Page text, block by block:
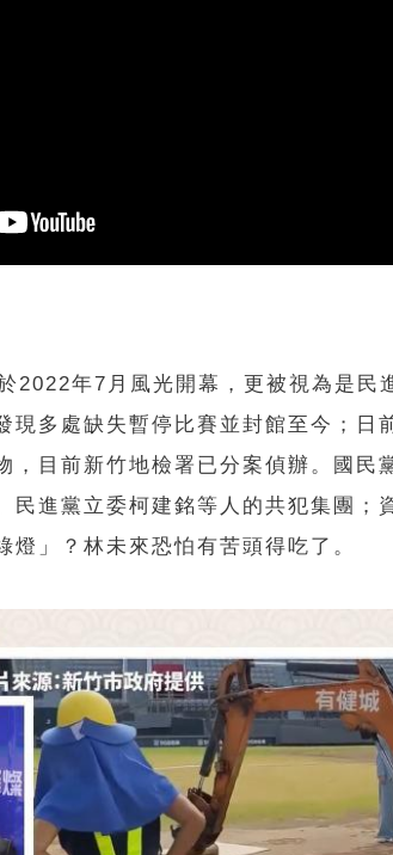
2022年7月風光開幕，更被視為是
現多處缺失暫停比賽並封館至今；
，目前新竹地檢署已分案偵辦。國
民進黨立委柯建銘等人的共犯集團
燈」？林未來恐怕有苦頭得吃了。